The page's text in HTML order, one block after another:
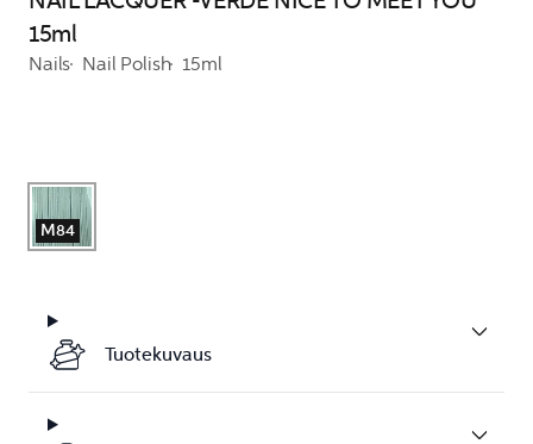
15ml
Nails Nail Polish 15ml
M84
Tuotekuvaus